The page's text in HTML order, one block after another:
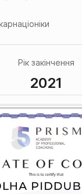
Рік закінчення
2021